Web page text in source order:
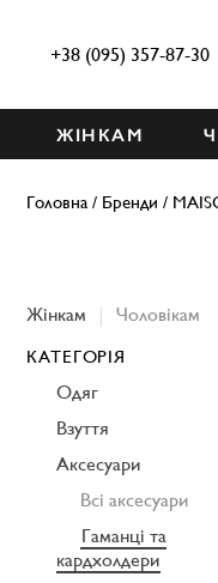
+38 (095) 357-87-30
ЖІНКАМ
Головна / Бренди /
Жінкам Чоловікам
КАТЕГОРІЯ
Одяг
Взуття
Аксесуари
Всі аксесуари
Гаманці та
кардхолдери